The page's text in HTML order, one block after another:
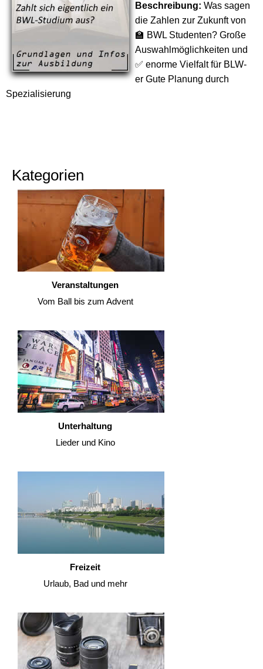
Beschreibung: Was sagen
die Zahlen zur Zukunft von
🏫 BWL Studenten? Große
Auswahlmöglichkeiten und
✅ enorme Vielfalt für BLW-
er Gute Planung durch
Spezialisierung
Kategorien
Veranstaltungen
Vom Ball bis zum Advent
Unterhaltung
Lieder und Kino
Freizeit
Urlaub, Bad und mehr